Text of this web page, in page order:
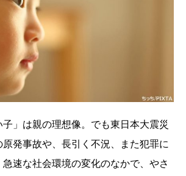
子」は親の理想像。でも東日本大震災
発事故や、長引く不況、また犯罪に
速な社会環境の変化のなかで、やさ